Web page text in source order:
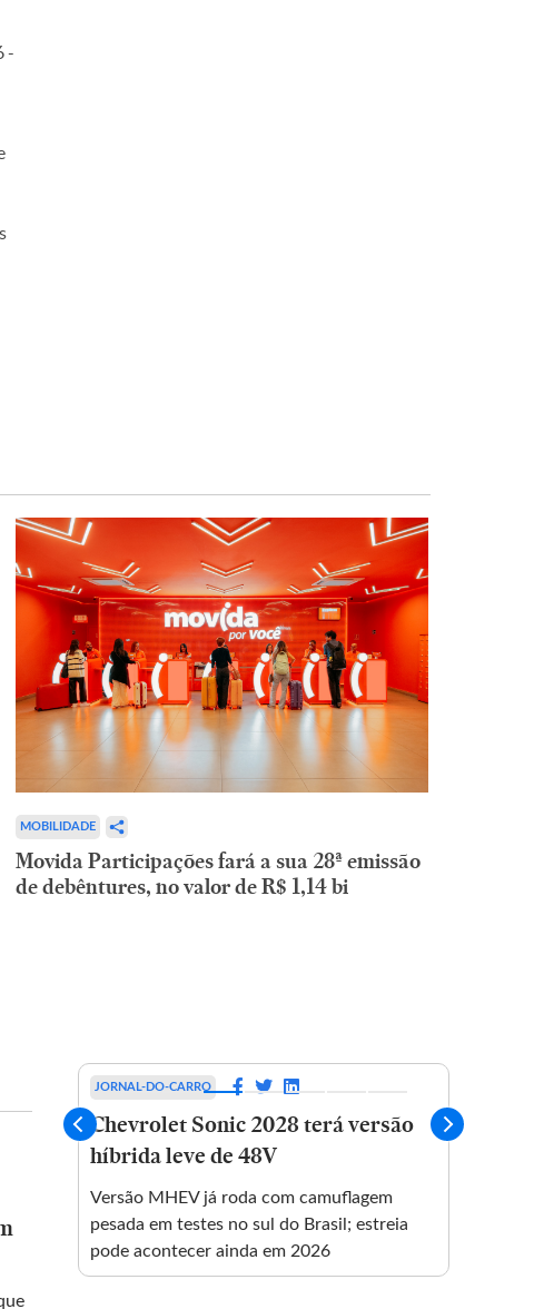
-
MOBILIDADE
Movida Participações fará a sua 28ª emissão
de debêntures, no valor de R$ 1,14 bi
JORNAL-DO-CARRO
Chevrolet Sonic 2028 terá versão
híbrida leve de 48V
Versão MHEV já roda com camuflagem
pesada em testes no sul do Brasil; estreia
pode acontecer ainda em 2026